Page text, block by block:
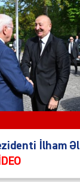
İlham